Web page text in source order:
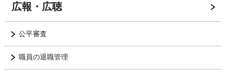
広報・広聴
公平審査
職員の退職管理